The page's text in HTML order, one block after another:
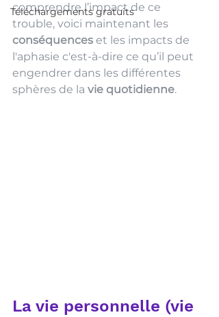
Téléchargements gratuits
comprendre l’impact de ce
trouble, voici maintenant les
conséquences et les impacts de
l'aphasie c'est-à-dire ce qu’il peut
engendrer dans les différentes
sphères de la vie quotidienne.
La vie personnelle (vie